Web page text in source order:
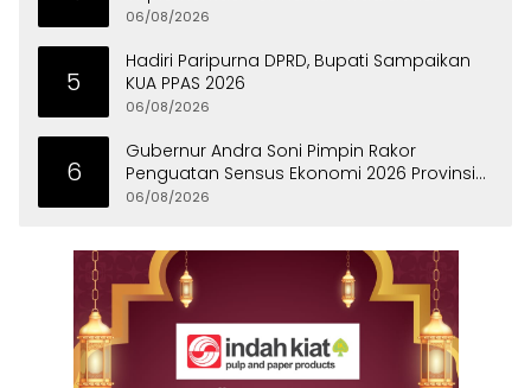
06/08/2026
5
Hadiri Paripurna DPRD, Bupati Sampaikan
KUA PPAS 2026
06/08/2026
6
Gubernur Andra Soni Pimpin Rakor
Penguatan Sensus Ekonomi 2026 Provinsi
Banten
06/08/2026